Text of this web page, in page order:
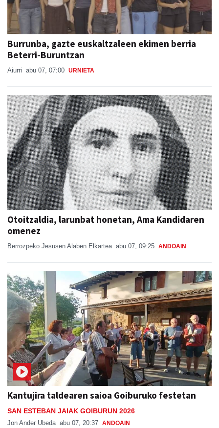
Burrunba, gazte euskaltzaleen ekimen berria
Beterri-Buruntzan
Aiurri abu 07, 07:00 URNIETA
Otoitzaldia, larunbat honetan, Ama Kandidaren
omenez
Berrozpeko Jesusen Alaben Elkartea abu 07, 09:25 ANDOAIN
Kantujira taldearen saioa Goiburuko festetan
SAN ESTEBAN JAIAK GOIBURUN 2026
Jon Ander Ubeda abu 07, 20:37 ANDOAIN